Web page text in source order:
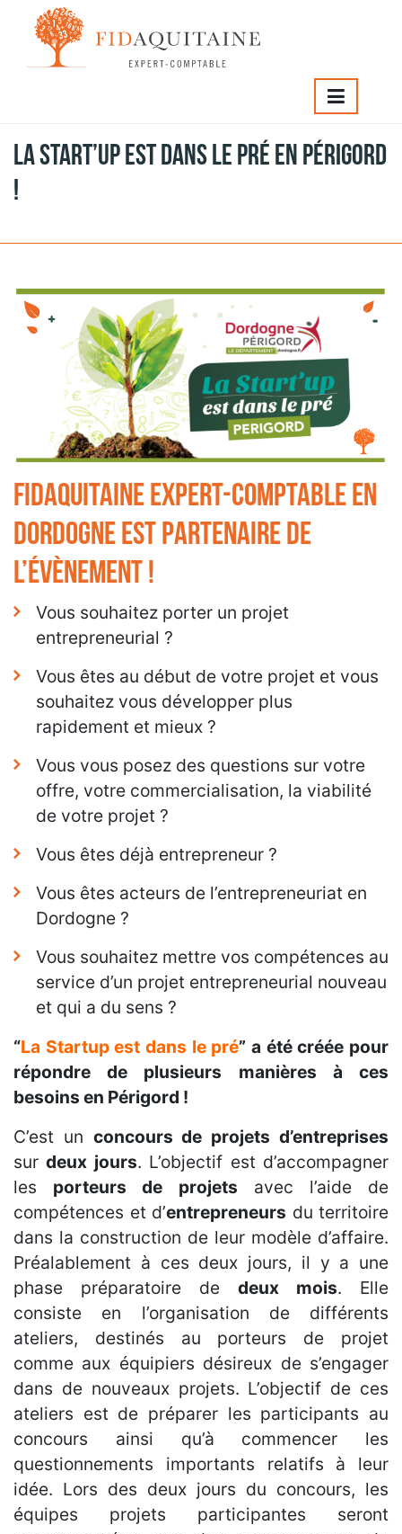
FIDAQUITAINE La Start’Up est dans le pré en Périgord !
La Start’Up est dans le pré en Périgord
!
Fidaquitaine Expert-Comptable en
Dordogne est partenaire de
l’évènement !
Vous souhaitez porter un projet
entrepreneurial ?
Vous êtes au début de votre projet et vous
souhaitez vous développer plus
rapidement et mieux ?
Vous vous posez des questions sur votre
offre, votre commercialisation, la viabilité
de votre projet ?
Vous êtes déjà entrepreneur ?
Vous êtes acteurs de l’entrepreneuriat en
Dordogne ?
Vous souhaitez mettre vos compétences au
service d’un projet entrepreneurial nouveau
et qui a du sens ?
“La Startup est dans le pré” a été créée pour
répondre de plusieurs manières à ces
besoins en Périgord !
C’est un concours de projets d’entreprises
surdeux jours. L’objectif est d’accompagner
les porteurs de projets avec l’aide de
compétences et d’entrepreneurs du territoire
dans la construction de leur modèle d’affaire.
Préalablement à ces deux jours, il y a une
phase préparatoire de deux mois. Elle
consiste en l’organisation de différents
ateliers, destinés au porteurs de projet
comme aux équipiers désireux de s’engager
dans de nouveaux projets. L’objectif de ces
ateliers est de préparer les participants au
concours ainsi qu’à commencer les
questionnements importants relatifs à leur
idée. Lors des deux jours du concours, les
équipes projets participantes seront